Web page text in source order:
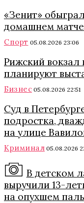
«Зенит»
домашнем матче
Спорт 05.08.2026 23:06
Рижский вокзал
планируют
Бизнес 05.08.2026 22:51
Суд в
подростка,
на улице
Криминал 05.08.2026
В детском
выручили 13-
на опухшем